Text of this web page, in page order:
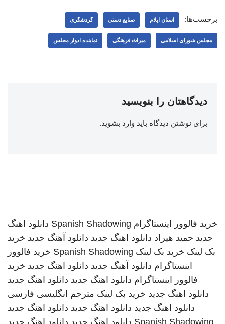
برچسب‌ها: استان ایلام صنايع دستي گردشگری
مجلس شورای اسلامی میراث فرهنگی نماینده ادوار مجلس
دیدگاهتان را بنویسید
برای نوشتن دیدگاه باید وارد بشوید.
خرید فالوور اینستاگرام Spanish Shadowing دانلود اهنگ
جدید حمید هیراد دانلود اهنگ جدید دانلود آهنگ جدید خرید
بک لینک خرید بک لینک Spanish Shadowing خرید فالوور
اینستاگرام دانلود آهنگ جدید دانلود اهنگ جدید خرید
فالوور اینستاگرام دانلود اهنگ جدید دانلود اهنگ جدید
دانلود اهنگ جدید خرید بک لینک مترجم انگلیسی فارسی
دانلود اهنگ جدید دانلود اهنگ جدید دانلود اهنگ جدید
Spanish Shadowing دانلود اهنگ جدید دانلود اهنگ جدید